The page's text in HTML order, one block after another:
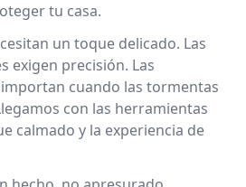
tu casa.
un toque delicado. Las
exigen precisión. Las
cuando las tormentas
con las herramientas
calmado y la experiencia de